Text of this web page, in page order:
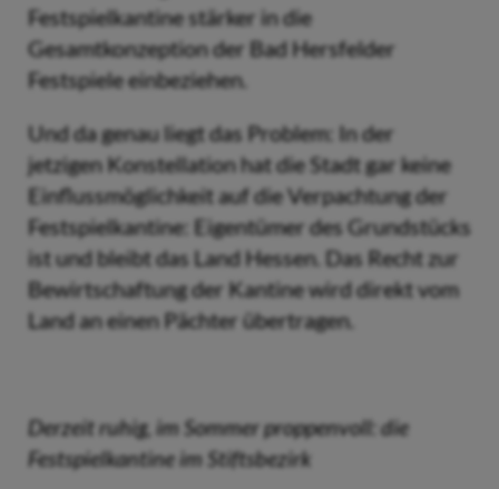
Festspielkantine stärker in die
Gesamtkonzeption der Bad Hersfelder
Festspiele einbeziehen.
Und da genau liegt das Problem: In der
jetzigen Konstellation hat die Stadt gar keine
Einflussmöglichkeit auf die Verpachtung der
Festspielkantine: Eigentümer des Grundstücks
ist und bleibt das Land Hessen. Das Recht zur
Bewirtschaftung der Kantine wird direkt vom
Land an einen Pächter übertragen.
Derzeit ruhig, im Sommer proppenvoll: die
Festspielkantine im Stiftsbezirk